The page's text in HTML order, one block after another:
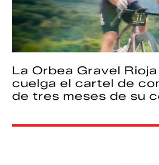
La Orbea Gravel
cuelga el cartel de
de tres meses de su